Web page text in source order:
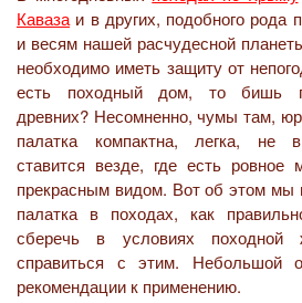
Каваза и в других, подобного рода
и весям нашей расчудесной
необходимо иметь защиту от
есть походный дом, то бишь
древних? Несомненно, чумы там,
палатка компактна, легка, не
ставится везде, где есть ровное
прекрасным видом. Вот об этом мы
палатка в походах, как
сберечь в условиях
справиться с этим. Небольшой
рекомендации к применению.